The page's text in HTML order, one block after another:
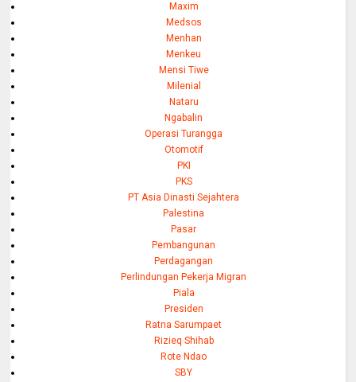
Maxim
Medsos
Menhan
Menkeu
Mensi Tiwe
Milenial
Nataru
Ngabalin
Operasi Turangga
Otomotif
PKI
PKS
PT Asia Dinasti Sejahtera
Palestina
Pasar
Pembangunan
Perdagangan
Perlindungan Pekerja Migran
Piala
Presiden
Ratna Sarumpaet
Rizieq Shihab
Rote Ndao
SBY